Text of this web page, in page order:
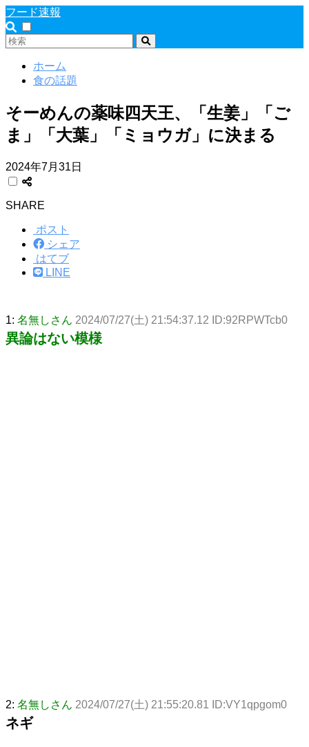
フード速報
ホーム
食の話題
そーめんの薬味四天王、「生姜」「ご
ま」「大葉」「ミョウガ」に決まる
2024年7月31日
SHARE
ポスト
シェア
はてブ
LINE
1: 名無しさん 2024/07/27(土) 21:54:37.12 ID:92RPWTcb0
異論はない模様
2: 名無しさん 2024/07/27(土) 21:55:20.81 ID:VY1qpgom0
ネギ